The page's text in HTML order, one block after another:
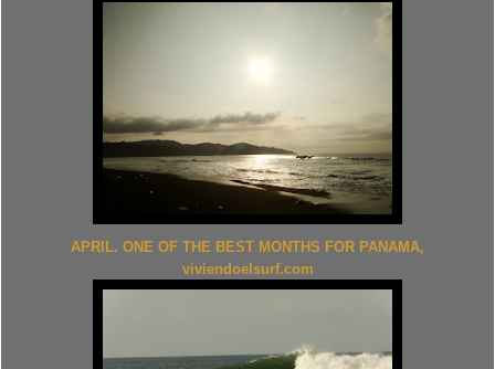
APRIL. ONE OF THE BEST MONTHS FOR PANAMA,
viviendoelsurf.com